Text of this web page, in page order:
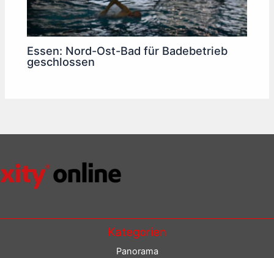
Essen: Nord-Ost-Bad für Badebetrieb
geschlossen
Kategorien
Panorama